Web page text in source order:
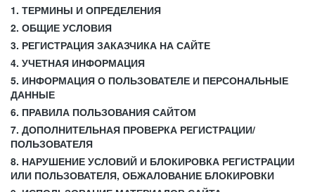
1. ТЕРМИНЫ И ОПРЕДЕЛЕНИЯ
2. ОБЩИЕ УСЛОВИЯ
3. РЕГИСТРАЦИЯ ЗАКАЗЧИКА НА САЙТЕ
4. УЧЕТНАЯ ИНФОРМАЦИЯ
5. ИНФОРМАЦИЯ О ПОЛЬЗОВАТЕЛЕ И ПЕРСОНАЛЬНЫЕ
ДАННЫЕ
6. ПРАВИЛА ПОЛЬЗОВАНИЯ САЙТОМ
7. ДОПОЛНИТЕЛЬНАЯ ПРОВЕРКА РЕГИСТРАЦИИ/
ПОЛЬЗОВАТЕЛЯ
8. НАРУШЕНИЕ УСЛОВИЙ И БЛОКИРОВКА РЕГИСТРАЦИИ
ИЛИ ПОЛЬЗОВАТЕЛЯ, ОБЖАЛОВАНИЕ БЛОКИРОВКИ